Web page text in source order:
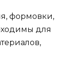
формовки,
для